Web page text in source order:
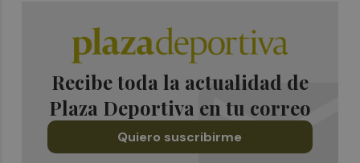
Recibe toda la actualidad de
Plaza Deportiva en tu correo
Quiero suscribirme